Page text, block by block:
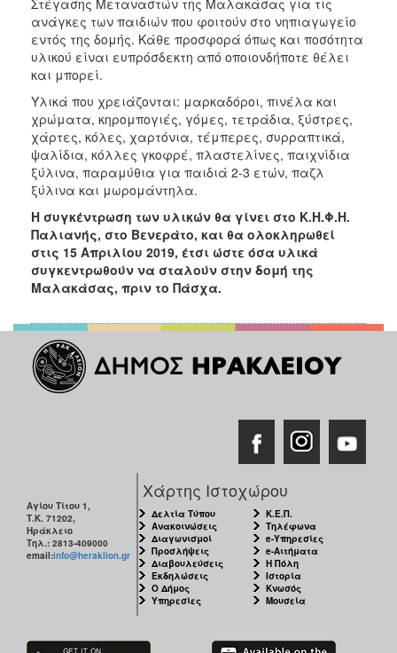
ΗΡΑΚΛΕΙΟ
ανάγκες των παιδιών που φοιτούν στο νηπιαγωγείο
εντός της δομής. Κάθε προσφορά όπως και ποσότητα
υλικού είναι ευπρόσδεκτη από οποιονδήποτε θέλει
και μπορεί.
Υλικά που χρειάζονται: μαρκαδόροι, πινέλα και
χρώματα, κηρομπογιές, γόμες, τετράδια, ξύστρες,
χάρτες, κόλες, χαρτόνια, τέμπερες, συρραπτικά,
ψαλίδια, κόλλες γκοφρέ, πλαστελίνες, παιχνίδια
ξύλινα, παραμύθια για παιδιά 2-3 ετών, παζλ
ξύλινα και μωρομάντηλα.
Η συγκέντρωση των υλικών θα γίνει στο Κ.Η.Φ.Η.
Παλιανής, στο Βενεράτο, και θα ολοκληρωθεί
στις 15 Απριλίου 2019, έτσι ώστε όσα υλικά
συγκεντρωθούν να σταλούν στην δομή της
Μαλακάσας, πριν το Πάσχα.
Αγίου Τίτου 1,
Τ.Κ. 71202,
Ηράκλειο
Τηλ.: 2813-409000
email:info@heraklion.gr
Χάρτης Ιστοχώρου
Δελτία Τύπου
Ανακοινώσεις
Διαγωνισμοί
Προσλήψεις
Διαβουλεύσεις
Εκδηλώσεις
Ο Δήμος
Υπηρεσίες
Κ.Ε.Π.
Τηλέφωνα
e-Υπηρεσίες
e-Αιτήματα
Η Πόλη
Ιστορία
Κνωσός
Μουσεία